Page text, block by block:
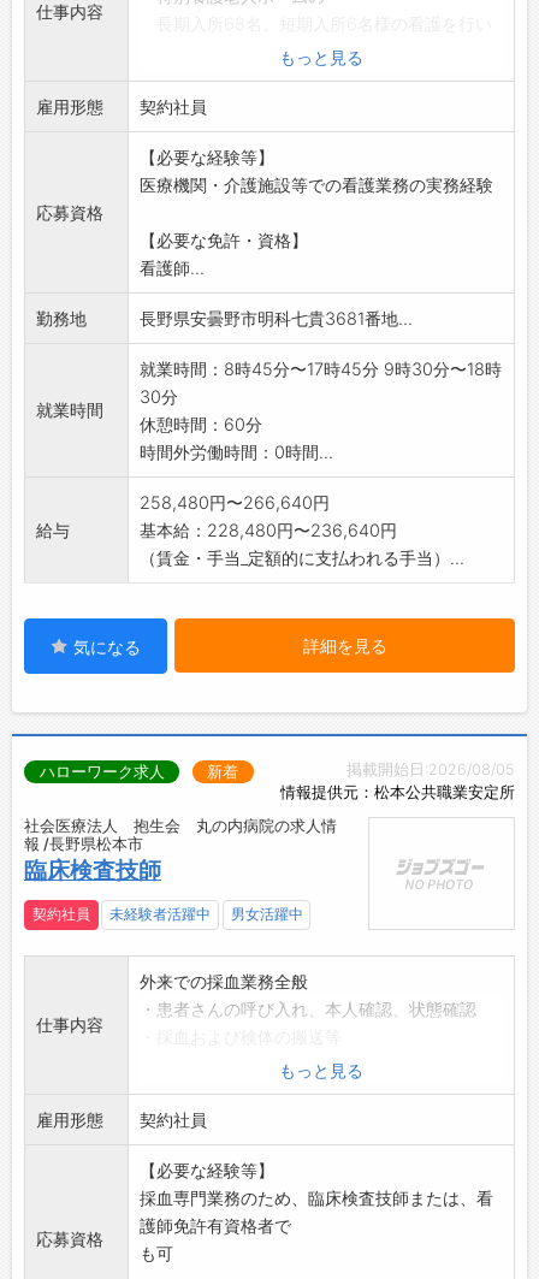
仕事内容
他職種と協力し食事、入浴、排せつの介護及
び生活介助なども
行い、ご利用者が快適な生活を送れるように
援助します。
*応募の方は、ハローワークの紹介状をご持参く
*変更の範囲:法人の定める業務
もっと見る
雇用形態 契約社員
応募資格
【必要な経験等】
医療機関・介護施設等での看護業務の実務経験
【必要な免許・資格】
看護師...
勤務地 長野県安曇野市明科七貴3681番地...
就業時間
就業時間：8時45分〜17時45分 9時30分〜18時
30分
休憩時間：60分
時間外労働時間：0時間...
給与
258,480円〜266,640円
基本給：228,480円〜236,640円
（賃金・手当_定額的に支払われる手当）...
気になる 詳細を見る
掲載開始日:2026/08/05
情報提供元：松本公共職業安定所
ハローワーク求人 新着
社会医療法人 抱生会 丸の内病院の求人情
報 /長野県松本市
臨床検査技師
契約社員 未経験者活躍中 男女活躍中
仕事内容
外来での採血業務全般
・患者さんの呼び入れ、本人確認、状態確認
・採血に伴う各機器の準備、片付け、清掃
※原則、採血業務に特化した勤務となりま
す。
応募する方は、ハローワークの紹介状をお持ち
ください。
変更範囲:なし
もっと見る
雇用形態 契約社員
応募資格
【必要な経験等】
採血専門業務のため、臨床検査技師または、看
護師免許有資格者で
も可